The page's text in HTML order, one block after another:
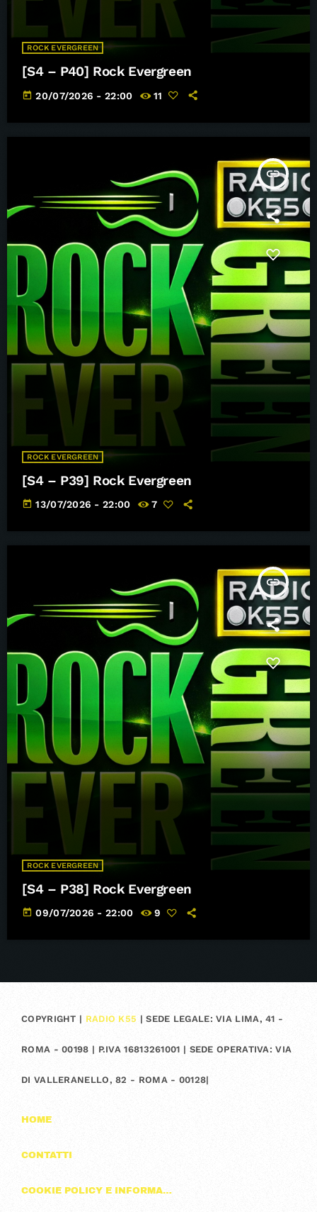
ROCK EVERGREEN
[S4 – P40] Rock Evergreen
today 20/07/2026 - 22:00 11
insert_link
ROCK EVERGREEN
[S4 – P39] Rock Evergreen
today 13/07/2026 - 22:00 7
insert_link
ROCK EVERGREEN
[S4 – P38] Rock Evergreen
today 09/07/2026 - 22:00 9
COPYRIGHT | RADIO K55 | SEDE LEGALE: VIA LIMA, 41 -
ROMA - 00198 | P.IVA 16813261001 | SEDE OPERATIVA: VIA
DI VALLERANELLO, 82 - ROMA - 00128|
HOME
CONTATTI
COOKIE POLICY E INFORMAZIONI SULLA PRIVACY